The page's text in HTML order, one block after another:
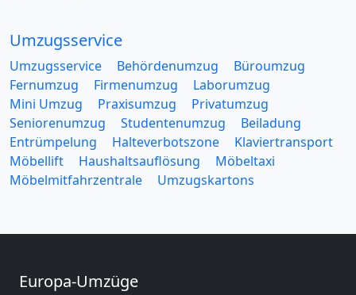
Umzugsservice
Umzugsservice Behördenumzug
Büroumzug
Fernumzug
Firmenumzug
Laborumzug
Mini Umzug
Praxisumzug
Privatumzug
Seniorenumzug
Studentenumzug
Beiladung
Entrümpelung
Halteverbotszone
Klaviertransport
Möbellift
Haushaltsauflösung
Möbeltaxi
Möbelmitfahrzentrale
Umzugskartons
Europa-Umzüge